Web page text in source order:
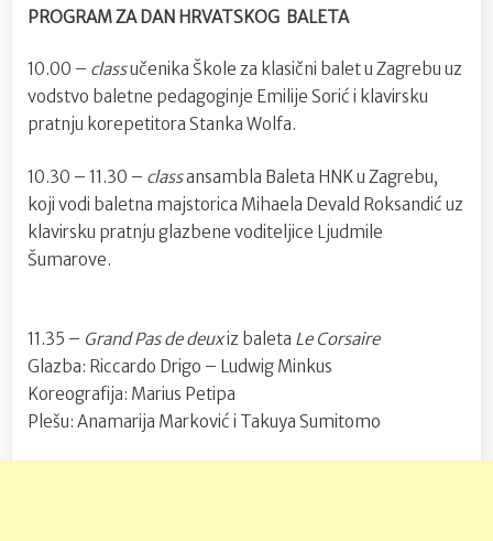
PROGRAM ZA DAN HRVATSKOG BALETA
10.00 – classučenika Škole za klasični balet u Zagrebu uz
vodstvo baletne pedagoginje Emilije Sorić i klavirsku
pratnju korepetitora Stanka Wolfa.
10.30 – 11.30 – classansambla Baleta HNK u Zagrebu,
koji vodi baletna majstorica Mihaela Devald Roksandić uz
klavirsku pratnju glazbene voditeljice Ljudmile
Šumarove.
11.35 – Grand Pas de deuxiz baleta Le Corsaire
Glazba: Riccardo Drigo – Ludwig Minkus
Koreografija: Marius Petipa
Plešu: Anamarija Marković i Takuya Sumitomo